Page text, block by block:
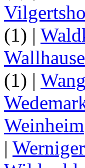
(1) |
(1) |
Weinheim
|